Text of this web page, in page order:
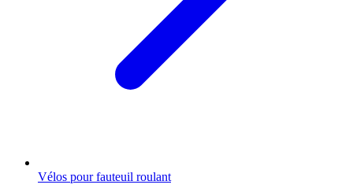
Vélos pour fauteuil roulant